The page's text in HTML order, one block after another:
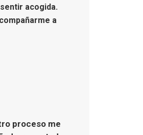
acogida.
a
proceso me